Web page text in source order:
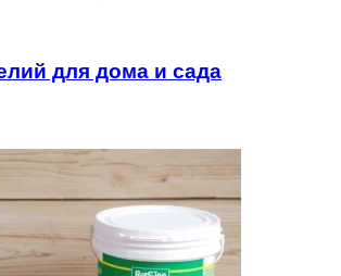
для дома и сада